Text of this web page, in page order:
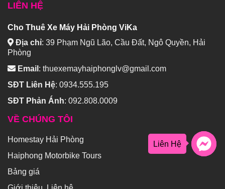
LIÊN HỆ
Cho Thuê Xe Máy Hải Phòng ViKa
Địa chỉ: 39 Phạm Ngũ Lão, Cầu Đất, Ngô Quyền, Hải
Phòng
Email : thuexemayhaiphonglv@gmail.com
SĐT Liên Hệ: 0934.555.195
SĐT Phản Ánh: 092.808.0009
VỀ CHÚNG TÔI
Homestay Hải Phòng
Haiphong Motorbike Tours
Bảng giá
Liên Hệ